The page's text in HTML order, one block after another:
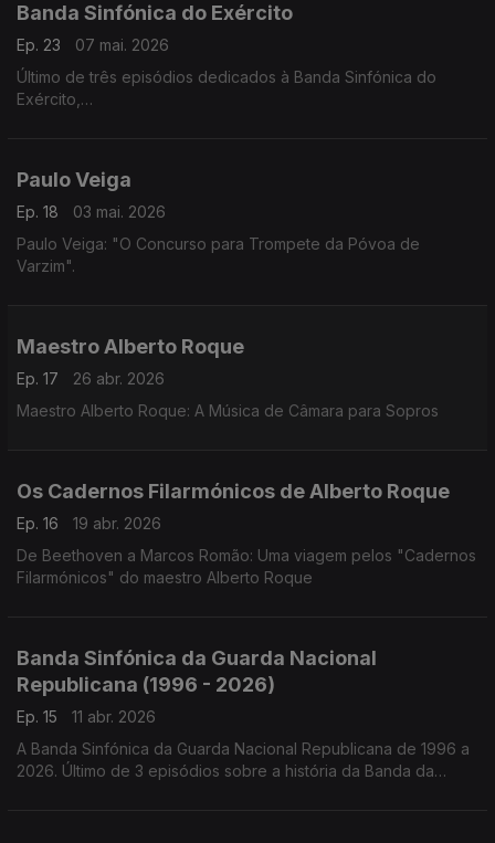
Banda Sinfónica do Exército
Ep. 23
07 mai. 2026
Último de três episódios dedicados à Banda Sinfónica do
Exército,
Paulo Veiga
Ep. 18
03 mai. 2026
Paulo Veiga: "O Concurso para Trompete da Póvoa de
Varzim".
Maestro Alberto Roque
Ep. 17
26 abr. 2026
Maestro Alberto Roque: A Música de Câmara para Sopros
Os Cadernos Filarmónicos de Alberto Roque
Ep. 16
19 abr. 2026
De Beethoven a Marcos Romão: Uma viagem pelos "Cadernos
Filarmónicos" do maestro Alberto Roque
Banda Sinfónica da Guarda Nacional
Republicana (1996 - 2026)
Ep. 15
11 abr. 2026
A Banda Sinfónica da Guarda Nacional Republicana de 1996 a
2026. Último de 3 episódios sobre a história da Banda da